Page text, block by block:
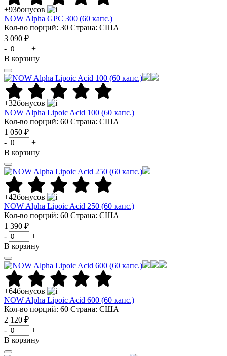
+93бонусов
NOW Alpha GPC 300 (60 капс.)
Кол-во порций: 30 Страна: США
3 090 ₽
-
+
В корзину
+32бонусов
NOW Alpha Lipoic Acid 100 (60 капс.)
Кол-во порций: 60 Страна: США
1 050 ₽
-
+
В корзину
+42бонусов
NOW Alpha Lipoic Acid 250 (60 капс.)
Кол-во порций: 60 Страна: США
1 390 ₽
-
+
В корзину
+64бонусов
NOW Alpha Lipoic Acid 600 (60 капс.)
Кол-во порций: 60 Страна: США
2 120 ₽
-
+
В корзину